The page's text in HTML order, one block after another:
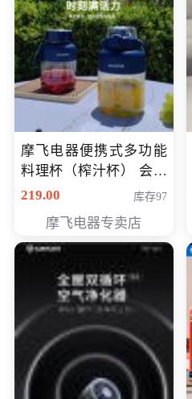
摩飞电器便携式多功能
料理杯（榨汁杯） 会员
专享价118元
219.00 库存97
摩飞电器专卖店